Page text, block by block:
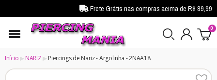
Frete Grátis nas compras acima de R$ 89,99
Início NARIZ Piercings de Nariz - Argolinha - 2NAA18